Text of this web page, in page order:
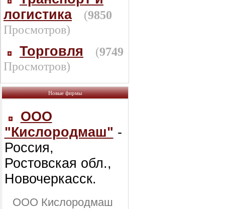
логистика
(9850
Просмотров)
Торговля (9749
Просмотров)
Новые фирмы
ООО
"Кислородмаш" -
Россия,
Ростовская обл.,
Новочеркасск.
ООО Кислородмаш